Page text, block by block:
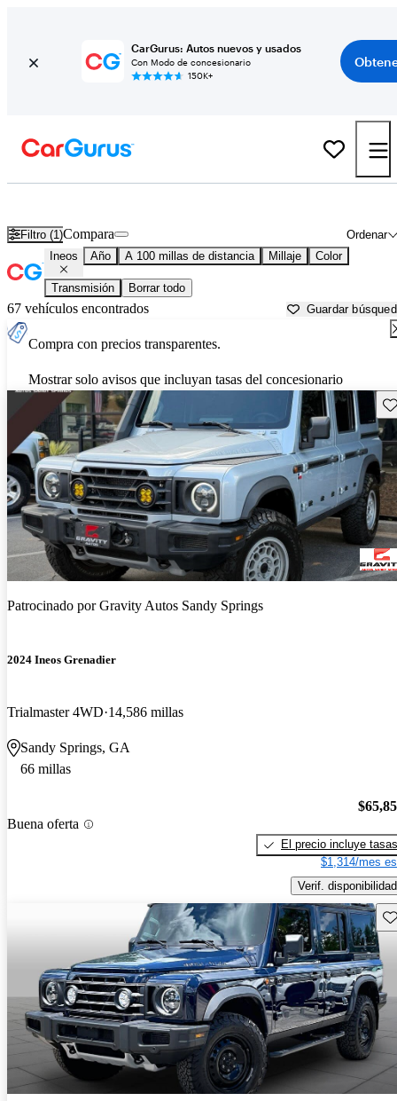
CarGurus: Autos nuevos y usados
Con Modo de concesionario
150K+
Filtro (1) Ordenar
Compara
Ineos Año A 100 millas de distancia Millaje Color
Transmisión Borrar todo
67 vehículos encontrados Guardar
Compra con precios transparentes.
Mostrar solo avisos que incluyan tasas del concesionario
Patrocinado porGravity Autos Sandy Springs
2024 Ineos Grenadier
Trialmaster 4WD 14,586 millas
Sandy Springs, GA
66 millas
Buena oferta
El precio incluye tasas
$1,314/mes
Verif. disponibilidad